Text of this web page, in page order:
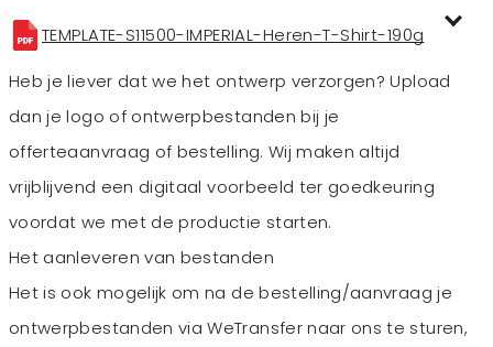
TEMPLATE-S11500-IMPERIAL-Heren-T-Shirt-190g
Heb je liever dat we het ontwerp verzorgen? Upload
dan je logo of ontwerpbestanden bij je
offerteaanvraag of bestelling. Wij maken altijd
vrijblijvend een digitaal voorbeeld ter goedkeuring
voordat we met de productie starten.
Het aanleveren van bestanden
Het is ook mogelijk om na de bestelling/aanvraag je
ontwerpbestanden via WeTransfer naar ons te sturen,